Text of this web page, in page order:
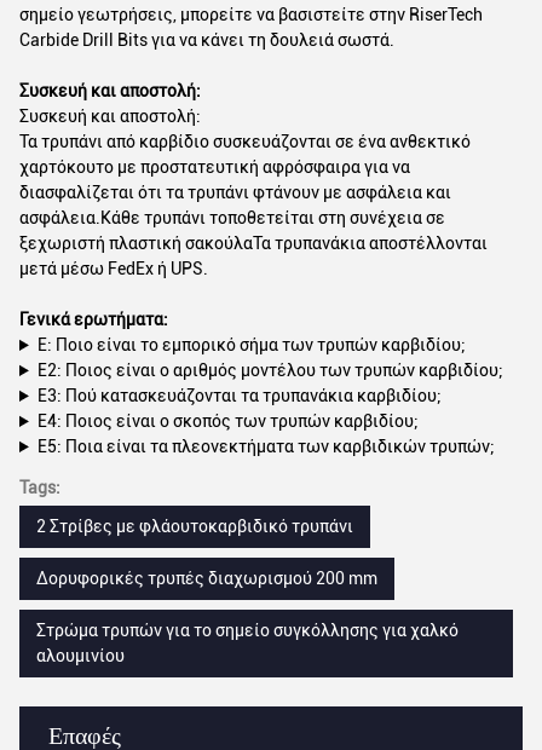
Επαφές
σημείο γεωτρήσεις, μπορείτε να βασιστείτε στην RiserTech
Carbide Drill Bits για να κάνει τη δουλειά σωστά.
Συσκευή και αποστολή:
Συσκευή και αποστολή:
Τα τρυπάνι από καρβίδιο συσκευάζονται σε ένα ανθεκτικό
χαρτόκουτο με προστατευτική αφρόσφαιρα για να
διασφαλίζεται ότι τα τρυπάνι φτάνουν με ασφάλεια και
ασφάλεια.Κάθε τρυπάνι τοποθετείται στη συνέχεια σε
ξεχωριστή πλαστική σακούλαΤα τρυπανάκια αποστέλλονται
μετά μέσω FedEx ή UPS.
Γενικά ερωτήματα:
Ε: Ποιο είναι το εμπορικό σήμα των τρυπών καρβιδίου;
Ε2: Ποιος είναι ο αριθμός μοντέλου των τρυπών καρβιδίου;
Ε3: Πού κατασκευάζονται τα τρυπανάκια καρβιδίου;
Ε4: Ποιος είναι ο σκοπός των τρυπών καρβιδίου;
Ε5: Ποια είναι τα πλεονεκτήματα των καρβιδικών τρυπών;
Tags:
2 Στρίβες με φλάουτοκαρβιδικό τρυπάνι
Δορυφορικές τρυπές διαχωρισμού 200 mm
Στρώμα τρυπών για το σημείο συγκόλλησης για χαλκό
αλουμινίου